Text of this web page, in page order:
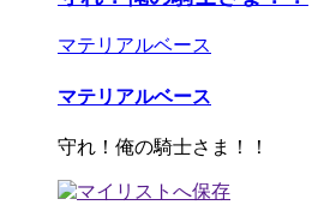
マテリアルベース
マテリアルベース
守れ！俺の騎士さま！！